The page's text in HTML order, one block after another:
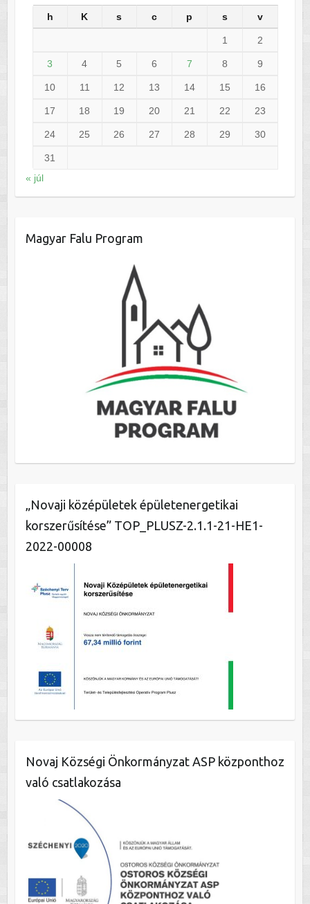
h K s c p s v
1 2
3 4 5 6 7 8 9
10 11 12 13 14 15 16
17 18 19 20 21 22 23
24 25 26 27 28 29 30
31
« júl
Magyar Falu Program
„Novaji középületek épületenergetikai
korszerűsítése” TOP_PLUSZ-2.1.1-21-HE1-
2022-00008
Novaj Községi Önkormányzat ASP központhoz
való csatlakozása